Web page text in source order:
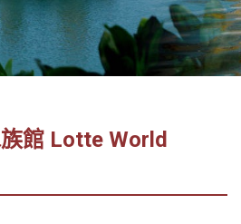
館 Lotte World